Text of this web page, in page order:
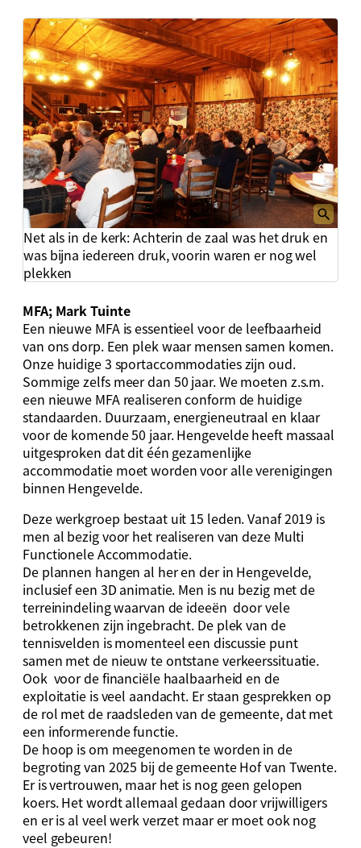
Net als in de kerk: Achterin de zaal was het druk en
was bijna iedereen druk, voorin waren er nog wel
plekken
MFA; Mark Tuinte
Een nieuwe MFA is essentieel voor de leefbaarheid
van ons dorp. Een plek waar mensen samen komen.
Onze huidige 3 sportaccommodaties zijn oud.
Sommige zelfs meer dan 50 jaar. We moeten z.s.m.
een nieuwe MFA realiseren conform de huidige
standaarden. Duurzaam, energieneutraal en klaar
voor de komende 50 jaar. Hengevelde heeft massaal
uitgesproken dat dit één gezamenlijke
accommodatie moet worden voor alle verenigingen
binnen Hengevelde.
Deze werkgroep bestaat uit 15 leden. Vanaf 2019 is
men al bezig voor het realiseren van deze Multi
Functionele Accommodatie.
De plannen hangen al her en der in Hengevelde,
inclusief een 3D animatie. Men is nu bezig met de
terreinindeling waarvan de ideeën door vele
betrokkenen zijn ingebracht. De plek van de
tennisvelden is momenteel een discussie punt
samen met de nieuw te ontstane verkeerssituatie.
Ook voor de financiële haalbaarheid en de
exploitatie is veel aandacht. Er staan gesprekken op
de rol met de raadsleden van de gemeente, dat met
een informerende functie.
De hoop is om meegenomen te worden in de
begroting van 2025 bij de gemeente Hof van Twente.
Er is vertrouwen, maar het is nog geen gelopen
koers. Het wordt allemaal gedaan door vrijwilligers
en er is al veel werk verzet maar er moet ook nog
veel gebeuren!